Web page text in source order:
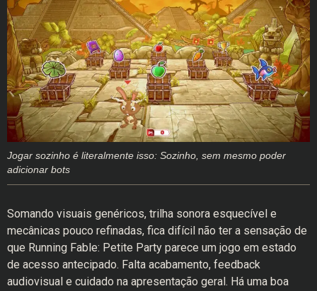
Jogar sozinho é literalmente isso: Sozinho, sem mesmo poder
adicionar bots
Somando visuais genéricos, trilha sonora esquecível e
mecânicas pouco refinadas, fica difícil não ter a sensação de
que Running Fable: Petite Party parece um jogo em estado
de acesso antecipado. Falta acabamento, feedback
audiovisual e cuidado na apresentação geral. Há uma boa